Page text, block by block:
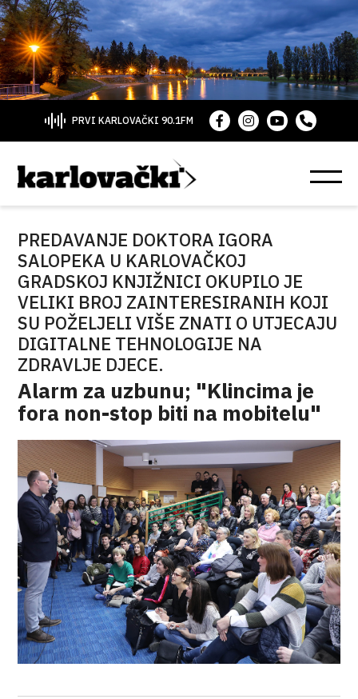
PRVI KARLOVAČKI 90.1FM
PREDAVANJE DOKTORA IGORA
SALOPEKA U KARLOVAČKOJ
GRADSKOJ KNJIŽNICI OKUPILO JE
VELIKI BROJ ZAINTERESIRANIH KOJI
SU POŽELJELI VIŠE ZNATI O UTJECAJU
DIGITALNE TEHNOLOGIJE NA
ZDRAVLJE DJECE.
Alarm za uzbunu; "Klincima je
fora non-stop biti na mobitelu"